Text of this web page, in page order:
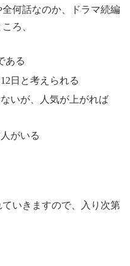
何話なのか、ドラマ続編
ろ、
ある
日と考えられる
いが、人気が上がれば
がいる
いきますので、入り次第